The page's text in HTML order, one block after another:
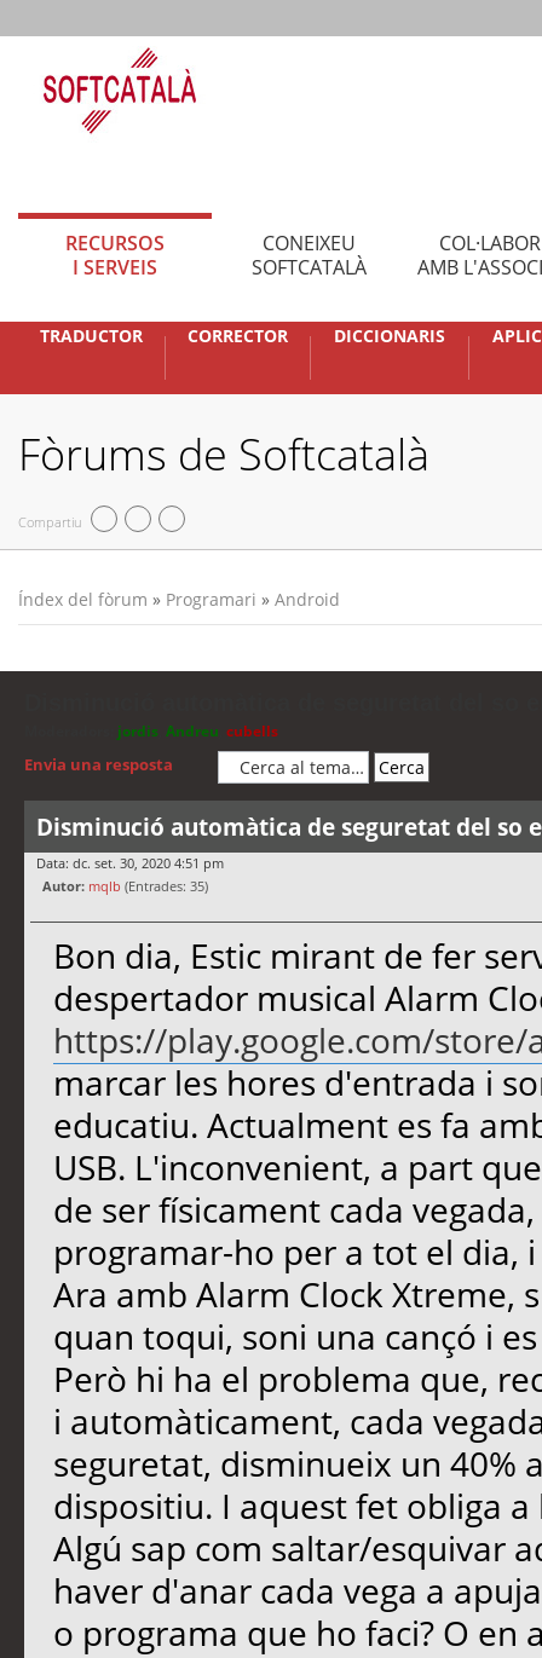
RECURSOS
I SERVEIS
CONEIXEU
SOFTCATALÀ
AMB
TRADUCTOR CORRECTOR DICCIONARIS
Fòrums de Softcatalà
Compartiu
Índex del fòrum » Programari » Android
jordis Andreu cubells
Envia una resposta
Disminució automàtica de seguretat del so
Data: dc. set. 30, 2020 4:51 pm
Autor: mqlb (Entrades: 35)
Bon dia, Estic mirant de fer
despertador musical Alarm
https://play.google.com/store/
marcar les hores d'entrada i
educatiu. Actualment es fa
USB. L'inconvenient, a part
de ser físicament cada
programar-ho per a tot el dia,
Ara amb Alarm Clock Xtreme,
quan toqui, soni una cançó i
Però hi ha el problema que,
i automàticament, cada
seguretat, disminueix un
dispositiu. I aquest fet obliga
Algú sap com saltar/esquivar
haver d'anar cada vega a
o programa que ho faci? O en